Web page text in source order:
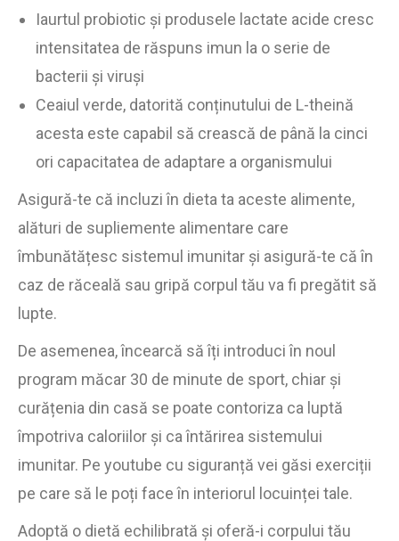
Iaurtul probiotic și produsele lactate acide cresc
intensitatea de răspuns imun la o serie de
bacterii și viruși
Ceaiul verde, datorită conținutului de L-theină
acesta este capabil să crească de până la cinci
ori capacitatea de adaptare a organismului
Asigură-te că incluzi în dieta ta aceste alimente,
alături de supliemente alimentare care
îmbunătățesc sistemul imunitar și asigură-te că în
caz de răceală sau gripă corpul tău va fi pregătit să
lupte.
De asemenea, încearcă să îți introduci în noul
program măcar 30 de minute de sport, chiar și
curățenia din casă se poate contoriza ca luptă
împotriva caloriilor și ca întărirea sistemului
imunitar. Pe youtube cu siguranță vei găsi exerciții
pe care să le poți face în interiorul locuinței tale.
Adoptă o dietă echilibrată și oferă-i corpului tău